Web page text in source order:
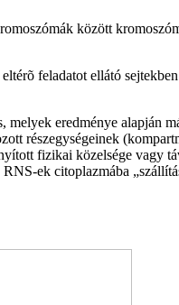
között
feladatot ellátó
eredménye alapján
részegységeinek
fizikai közelsége vagy
ek citoplazmába